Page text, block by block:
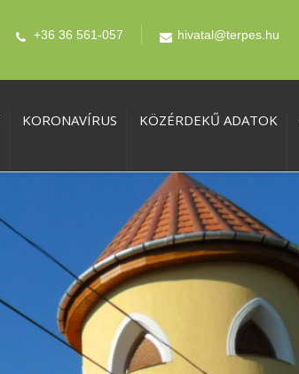
+36 36 561-057 hivatal@terpes.hu
KORONAVÍRUS KÖZÉRDEKŰ ADATOK